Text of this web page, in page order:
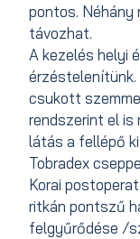
pontos.
távozhat.
A kezelés helyi
érzéstelenítünk.
csukott
rendszerint el is
látás a fellépő
Tobradex
Korai
ritkán pontszű
felgyűrődése /